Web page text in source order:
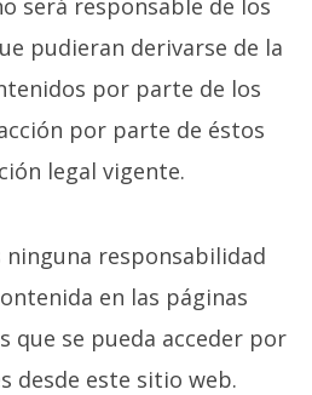
será responsable de los
pudieran derivarse de la
por parte de los
por parte de éstos
legal vigente.
responsabilidad
en las páginas
que se pueda acceder por
desde este sitio web.